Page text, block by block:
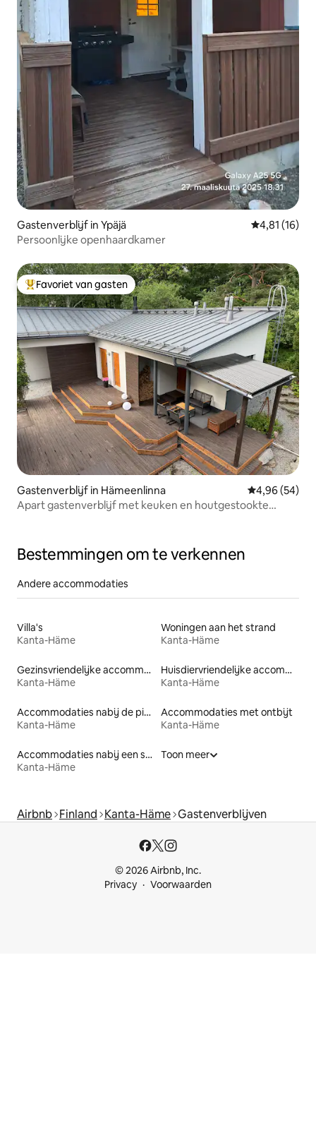
Gastenverblijf in Ypäjä Gemiddelde
4,81 (16)
Persoonlijke openhaardkamer
Topfavoriet van gasten
Favoriet van gasten
Gastenverblijf in Hämeenlinna Gemiddelde
4,96 (54)
Apart gastenverblijf met keuken en houtgestookte
Bestemmingen om te verkennen
Andere accommodaties
Villa's
Kanta-Häme
Woningen aan het strand
Kanta-Häme
Gezinsvriendelijke accommodaties
Kanta-Häme
Huisdiervriendelijke accommodaties
Kanta-Häme
Accommodaties nabij de piste
Kanta-Häme
Accommodaties met ontbijt
Kanta-Häme
Accommodaties nabij een strand
Kanta-Häme
Toon meer
Airbnb Finland Kanta-Häme Gastenverblijven
© 2026 Airbnb, Inc.
Privacy
Voorwaarden